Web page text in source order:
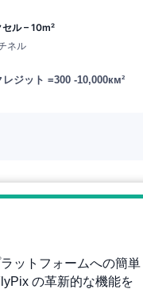
セル – 10m²
ネル
レジット =300 -10,000км²
ットフォームへの簡単
の革新的な機能を